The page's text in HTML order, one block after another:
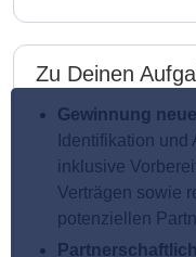
Zu Deinen
Gewinnung
Identifikation
inklusive
Verträgen sowie
potenziellen